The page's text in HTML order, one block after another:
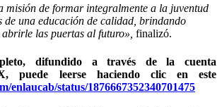
misión de formar integralmente a la juventud
de una educación de calidad, brindando
las puertas al futuro», finalizó.
difundido a través de la cuenta
puede leerse haciendo clic en este
enlaucab/status/1876667352340701475